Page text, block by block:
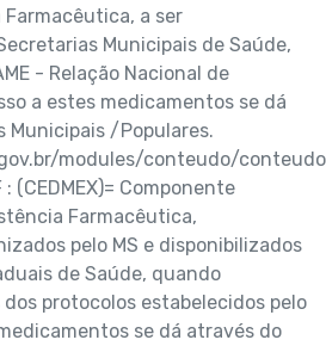
a ser
Municipais de Saúde,
- Relação Nacional de
a estes medicamentos se dá
Municipais /Populares.
modules/conteudo/
(CEDMEX)= Componente
Farmacêutica,
pelo MS e disponibilizados
de Saúde, quando
protocolos estabelecidos pelo
se dá através do